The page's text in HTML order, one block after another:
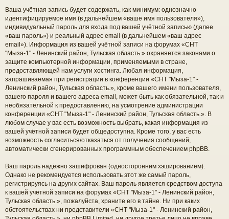
Ваша учётная запись будет содержать, как минимум: однозначно
идентифицируемое имя (в дальнейшем «ваше имя пользователя»),
индивидуальный пароль для входа под вашей учётной записью (далее
«ваш пароль») и реальный адрес email (в дальнейшем «ваш адрес
email»). Информация из вашей учётной записи на форумах «СНТ
"Мыза-1" - Ленинский район, Тульская область.» охраняется законами о
защите компьютерной информации, применяемыми в стране,
предоставляющей нам услуги хостинга. Любая информация,
запрашиваемая при регистрации в конференции «СНТ "Мыза-1" -
Ленинский район, Тульская область.», кроме вашего имени пользователя,
вашего пароля и вашего адреса email, может быть как обязательной, так и
необязательной к предоставлению, на усмотрение администрации
конференции «СНТ "Мыза-1" - Ленинский район, Тульская область.». В
любом случае у вас есть возможность выбрать, какая информация из
вашей учётной записи будет общедоступна. Кроме того, у вас есть
возможность согласиться/отказаться от получения сообщений,
автоматически сгенерированных программным обеспечением phpBB.
Ваш пароль надёжно зашифрован (односторонним хэшированием).
Однако не рекомендуется использовать этот же самый пароль,
регистрируясь на других сайтах. Ваш пароль является средством доступа
к вашей учётной записи на форумах «СНТ "Мыза-1" - Ленинский район,
Тульская область.», пожалуйста, храните его в тайне. Ни при каких
обстоятельствах ни представители «СНТ "Мыза-1" - Ленинский район,